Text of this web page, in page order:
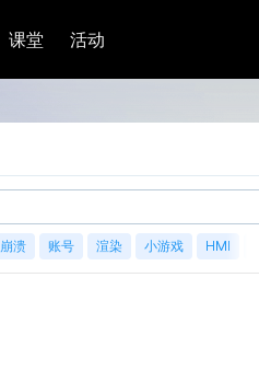
课堂 活动
崩溃 账号 渲染 小游戏 HMI